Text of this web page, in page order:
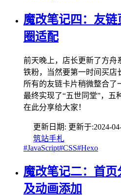
魔改笔记四：友
圈适配
前天晚上，店长更新了方舟
铁粉，当然要第一时间买店
所有的友链卡片稍微整合了
最终实现了“五世同堂”，五
在此分享给大家！
更新日期: 更新于:2024-
筑站手札
#JavaScript#CSS#Hexo
魔改笔记二：首
及动画添加